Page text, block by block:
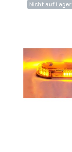
Nicht auf Lager